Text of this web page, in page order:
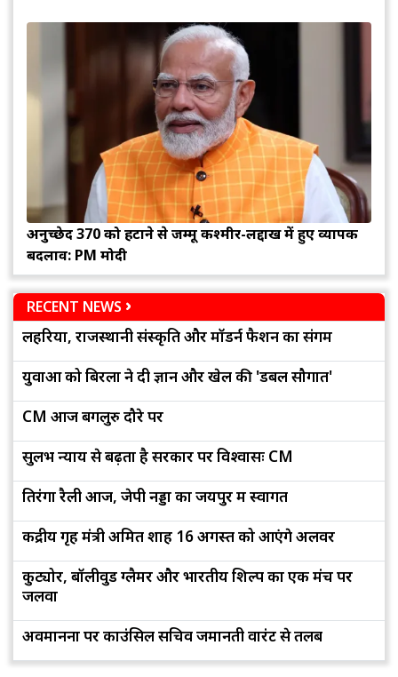
अनुच्छेद 370 को हटाने से जम्मू कश्मीर-लद्दाख में हुए व्यापक
बदलाव: PM मोदी
RECENT NEWS
लहरिया, राजस्थानी संस्कृति और मॉडर्न फैशन का संगम
युवाओं को बिरला ने दी ज्ञान और खेल की 'डबल सौगात'
CM आज बेंगलुरु दौरे पर
सुलभ न्याय से बढ़ता है सरकार पर विश्वासः CM
तिरंगा रैली आज, जेपी नड्डा का जयपुर में स्वागत
केंद्रीय गृह मंत्री अमित शाह 16 अगस्त को आएंगे अलवर
कुट्योर, बॉलीवुड ग्लैमर और भारतीय शिल्प का एक मंच पर
जलवा
अवमानना पर काउंसिल सचिव जमानती वारंट से तलब